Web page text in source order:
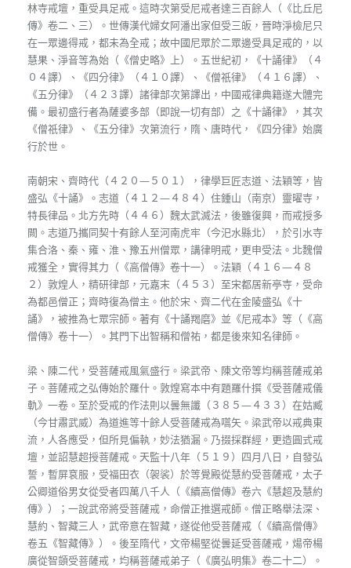
林寺戒壇，重受具足戒。這時次第受尼戒者達三百餘人（《比丘尼
傳》卷二、三）。世傳漢代婦女阿潘出家但受三皈，晉時淨檢尼只
在一眾邊得戒，都未為全戒；故中國尼眾於二眾邊受具足戒的，以
慧果、淨音等為始（《僧史略》上）。五世紀初，《十誦律》（４
０４譯）、《四分律》（４１０譯）、《僧祇律》（４１６譯）、
《五分律》（４２３譯）諸律部次第譯出，中國戒律典籍遂大體完
備。最初盛行者為薩婆多部（即說一切有部）之《十誦律》，其次
《僧祇律》、《五分律》次第流行，隋、唐時代，《四分律》始廣
行於世。
南朝宋、齊時代（４２０—５０１），律學巨匠志道、法穎等，皆
盛弘《十誦》。志道（４１２—４８４）住鍾山（南京）靈曜寺，
特長律品。北方先時（４４６）魏太武滅法，後雖復興，而戒授多
闕。志道乃攜同契十有餘人至河南虎牢（今汜水縣北），於引水寺
集合洛、秦、雍、淮、豫五州僧眾，講律明戒，更申受法。北魏僧
戒獲全，實得其力（《高僧傳》卷十一）。法穎（４１６—４８
２）敦煌人，精研律部，元嘉末（４５３）至宋都居新亭寺，受命
為都邑僧正；齊時復為僧主。他於宋、齊二代在金陵盛弘《十
誦》，被推為七眾宗師。著有《十誦羯磨》並《尼戒本》等（《高
僧傳》卷十一）。其門下出智稱和僧祐，都是後來知名律師。
梁、陳二代，受菩薩戒風氣盛行。梁武帝、陳文帝等均稱菩薩戒弟
子。菩薩戒之弘傳始於羅什。敦煌寫本中有題羅什撰《受菩薩戒儀
軌》一卷。至於受戒的作法則以曇無讖（３８５—４３３）在姑臧
（今甘肅武威）為道進等十餘人受菩薩戒為嚆矢。梁武帝以戒典東
流，人各應受，但所見偏執，妙法猶漏。乃掇採群經，更造圓式戒
壇，並詔慧超授菩薩戒。天監十八年（５１９）四月八日，自發弘
誓，暫屏袞服，受福田衣（袈裟）於等覺殿從慧約受菩薩戒，太子
公卿道俗男女從受者四萬八千人（《續高僧傳》卷六《慧超及慧約
傳》）；一說武帝將受菩薩戒，命僧正推選戒師。僧正略舉法深、
慧約、智藏三人，武帝意在智藏，遂從他受菩薩戒（《續高僧傳》
卷五《智藏傳》）。後至隋代，文帝楊堅從曇延受菩薩戒，煬帝楊
廣從智顗受菩薩戒，均稱菩薩戒弟子（《廣弘明集》卷二十二）。